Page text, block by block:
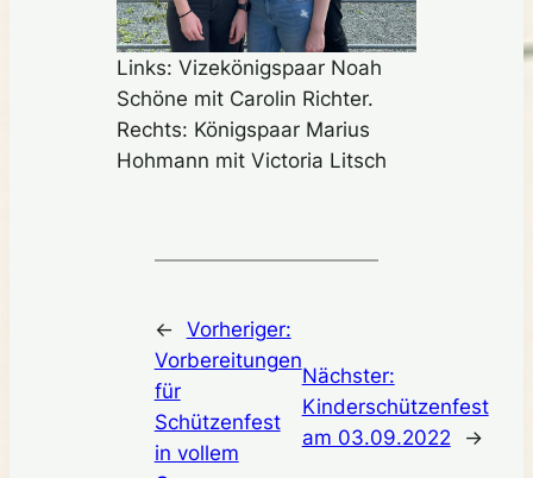
Links: Vizekönigspaar Noah
Schöne mit Carolin Richter.
Rechts: Königspaar Marius
Hohmann mit Victoria Litsch
← Vorheriger:
Vorbereitungen
für
Schützenfest
in vollem
Nächster:
Kinderschützenfest
am 03.09.2022
→